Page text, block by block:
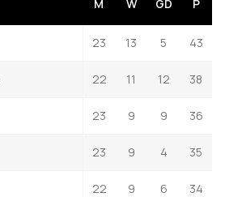
M W GD P
23 13 5 43
22 11 12 38
23 9 9 36
23 9 4 35
22 9 6 34